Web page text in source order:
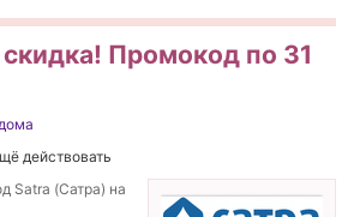
Промокод по 31
действовать
Satra (Сатра) на